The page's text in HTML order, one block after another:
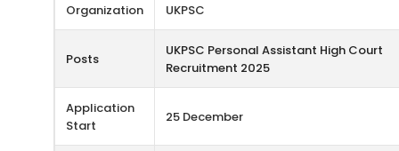
Organization UKPSC
Posts
UKPSC Personal Assistant High Court
Recruitment 2025
Application
Start
25 December